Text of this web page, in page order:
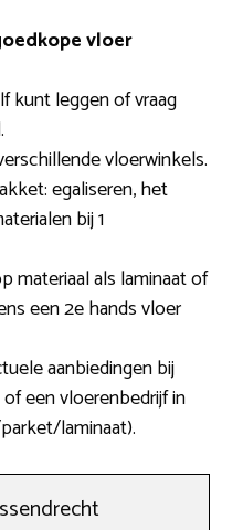
vloer
kunt leggen of vraag
vloerwinkels.
egaliseren, het
bij 1
materiaal als laminaat of
een 2e hands vloer
aanbiedingen bij
een vloerenbedrijf in
laminaat).